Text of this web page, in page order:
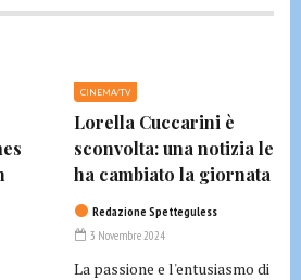
CINEMA/TV
Lorella Cuccarini è
sconvolta: una notizia le
ha cambiato la giornata
Redazione Spetteguless
3 Novembre 2024
La passione e l'entusiasmo di